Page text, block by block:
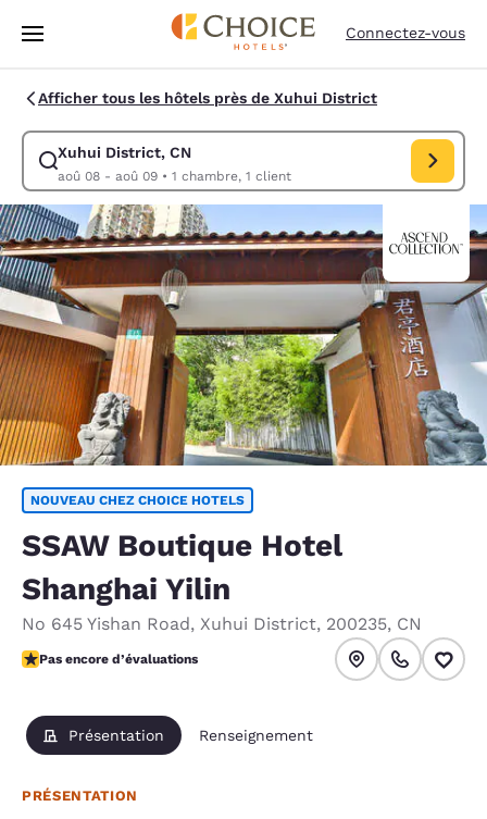
Passer à Contenu Principal
Connectez-vous
Afficher tous les hôtels près de Xuhui District
Xuhui District, CN
aoû 08 - aoû 09• 1 chambre, 1 client
Modifiez la recherche pour Xuhui District, CN. Date
NOUVEAU CHEZ CHOICE HOTELS
SSAW Boutique Hotel
Shanghai Yilin
No 645 Yishan Road, Xuhui District, 200235, CN
Pas encore d’évaluations
Pas encore d’évaluations
Présentation Renseignement
PRÉSENTATION